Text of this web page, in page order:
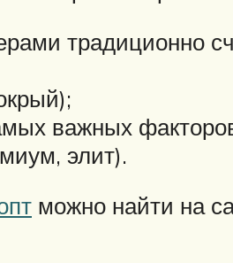
традиционно
важных
элит).
можно найти на